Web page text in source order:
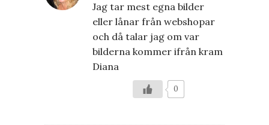
Jag tar mest egna bilder
eller lånar från webshopar
och då talar jag om var
bilderna kommer ifrån kram
Diana
0